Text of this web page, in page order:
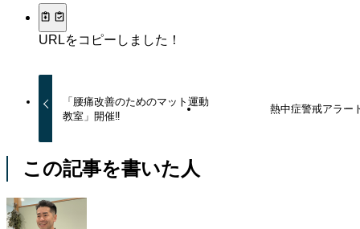
URLをコピーしました！
「腰痛改善のためのマット運動
教室」開催‼
熱中症警戒アラー
この記事を書いた人